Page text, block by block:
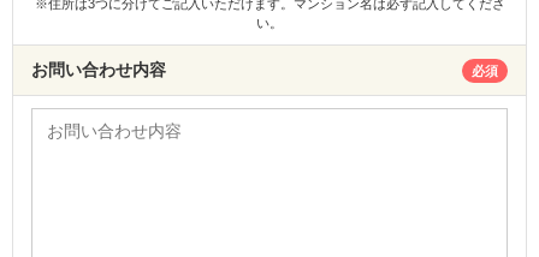
※住所は3つに分けてご記入いただけます。マンション名は必ず記入してくださ
い。
お問い合わせ内容 必須